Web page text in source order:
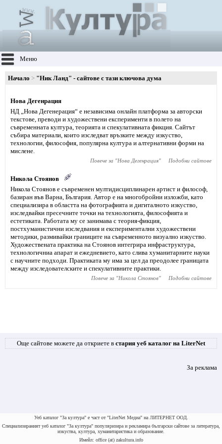
Меню
Начало "Ник Ланд" - сайтове с тази ключова дума
Нова Дегенрация
НД „Нова Дегенерация“ е независима онлайн платформа за авторски
текстове, преводи и художествени експерименти в полето на
съвременната култура, теорията и спекулативната фикция. Сайтът
събира материали, които изследват връзките между изкуство,
технологии, философия, популярна култура и алтернативни форми на
мислене.
Повече за "Нова Дегенрация" Подобни сайтове
Никола Стоянов
Никола Стоянов е съвременен мултидисциплинарен артист и философ,
базиран във Варна, България. Автор е на многобройни изложби, като
специализира в областта на фотографията и дигиталното изкуство,
изследвайки пресечните точки на технологията, философията и
естетиката. Работата му се занимава с теория-фикция,
постхуманистични изследвания и експериментални художествени
методики, размивайки границите на съвременното визуално изкуство.
Художествената практика на Стоянов интегрира инфраструктура,
технологичниа апарат и ежедневието, като слива хуманитарните науки
с научните подходи. Практиката му има за цел да преодолее границата
между изследователските и спекулативните практики.
Повече за "Никола Стоянов" Подобни сайтове
Още сайтове можете да откриете в стария уеб каталог на LiterNet
За реклама
Уеб каталог "За култура" е част от "LiterNet Медиа" на ЛИТЕРНЕТ ООД.
Специализираният уеб каталог "За култура" популяризира и рекламира български сайтове за литература,
изкуства, култура, хуманитаристика и образование.
Имейл: office (at) zakultura.info